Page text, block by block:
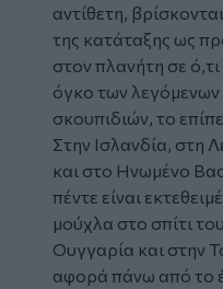
αντίθετη,
της κατάταξης ως
στον πλανήτη σε
όγκο των λεγόμενων
σκουπιδιών, το
Στην Ισλανδία, στη
και στο Ηνωμένο
πέντε είναι
μούχλα στο σπίτι
Ουγγαρία και στην
αφορά πάνω από το